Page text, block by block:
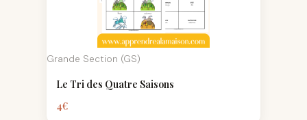
Grande Section (GS)
Le Tri des Quatre Saisons
4€